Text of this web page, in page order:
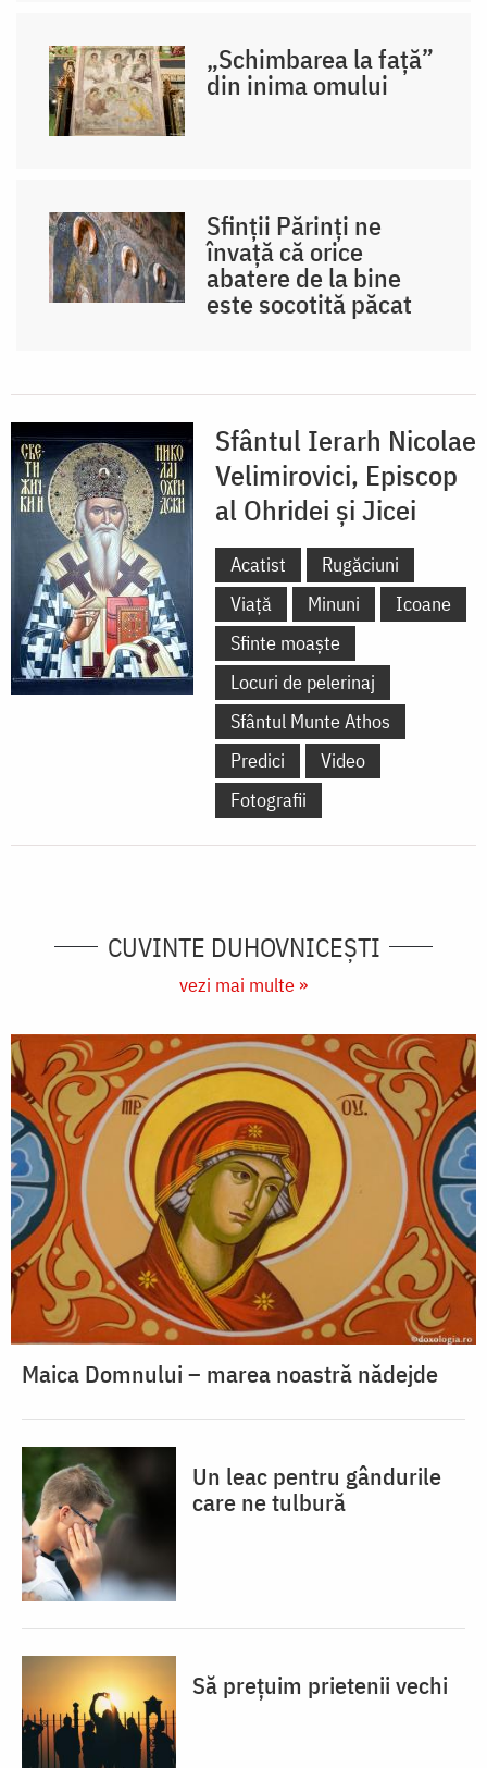
„Schimbarea la față”
din inima omului
Sfinții Părinți ne
învață că orice
abatere de la bine
este socotită păcat
Sfântul Ierarh Nicolae
Velimirovici, Episcop
al Ohridei și Jicei
Acatist
Rugăciuni
Viață
Minuni
Icoane
Sfinte moaște
Locuri de pelerinaj
Sfântul Munte Athos
Predici
Video
Fotografii
CUVINTE DUHOVNICEȘTI
vezi mai multe »
Maica Domnului – marea noastră nădejde
Un leac pentru gândurile
care ne tulbură
Să prețuim prietenii vechi